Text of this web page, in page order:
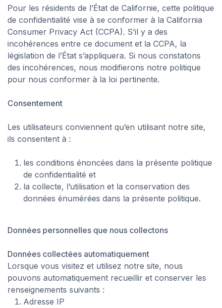
Pour les résidents de l’État de Californie, cette politique
de confidentialité vise à se conformer à la California
Consumer Privacy Act (CCPA). S’il y a des
incohérences entre ce document et la CCPA, la
législation de l’État s’appliquera. Si nous constatons
des incohérences, nous modifierons notre politique
pour nous conformer à la loi pertinente.
Consentement
Les utilisateurs conviennent qu’en utilisant notre site,
ils consentent à :
les conditions énoncées dans la présente politique
de confidentialité et
la collecte, l’utilisation et la conservation des
données énumérées dans la présente politique.
Données personnelles que nous collectons
Données collectées automatiquement
Lorsque vous visitez et utilisez notre site, nous
pouvons automatiquement recueillir et conserver les
renseignements suivants :
Adresse IP